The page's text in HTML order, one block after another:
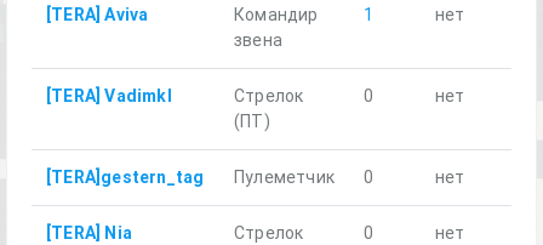
[TERA] Aviva
Командир
звена
1 нет
[TERA] Vadimkl
Стрелок
(ПТ)
0 нет
[TERA]gestern_tag Пулеметчик 0 нет
[TERA] Nia Стрелок 0 нет